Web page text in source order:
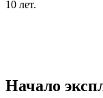
10 лет.
Начало